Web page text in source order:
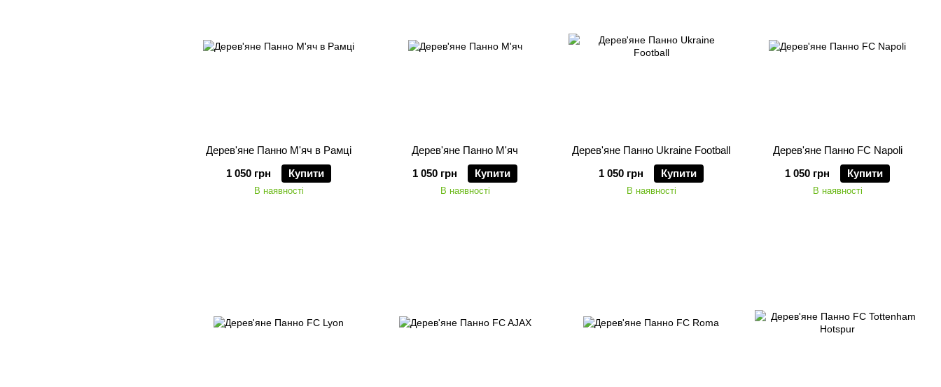
Дерев'яне Панно М'яч в Рамці
1 050 грн
Купити
В наявності
Дерев'яне Панно М'яч
1 050 грн
Купити
В наявності
Дерев'яне Панно Ukraine Football
1 050 грн
Купити
В наявності
Дерев'яне Панно FC Napoli
1 050 грн
Купити
В наявності